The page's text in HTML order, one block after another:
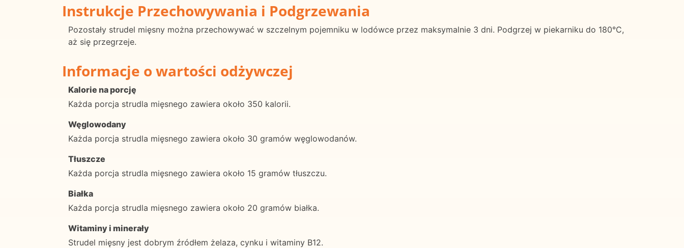
Instrukcje Przechowywania i Podgrzewania
Pozostały strudel mięsny można przechowywać w szczelnym pojemniku w lodówce przez maksymalnie 3 dni. Podgrzej w piekarniku do 180°C,
aż się przegrzeje.
Informacje o wartości odżywczej
Kalorie na porcję
Każda porcja strudla mięsnego zawiera około 350 kalorii.
Węglowodany
Każda porcja strudla mięsnego zawiera około 30 gramów węglowodanów.
Tłuszcze
Każda porcja strudla mięsnego zawiera około 15 gramów tłuszczu.
Białka
Każda porcja strudla mięsnego zawiera około 20 gramów białka.
Witaminy i minerały
Strudel mięsny jest dobrym źródłem żelaza, cynku i witaminy B12.